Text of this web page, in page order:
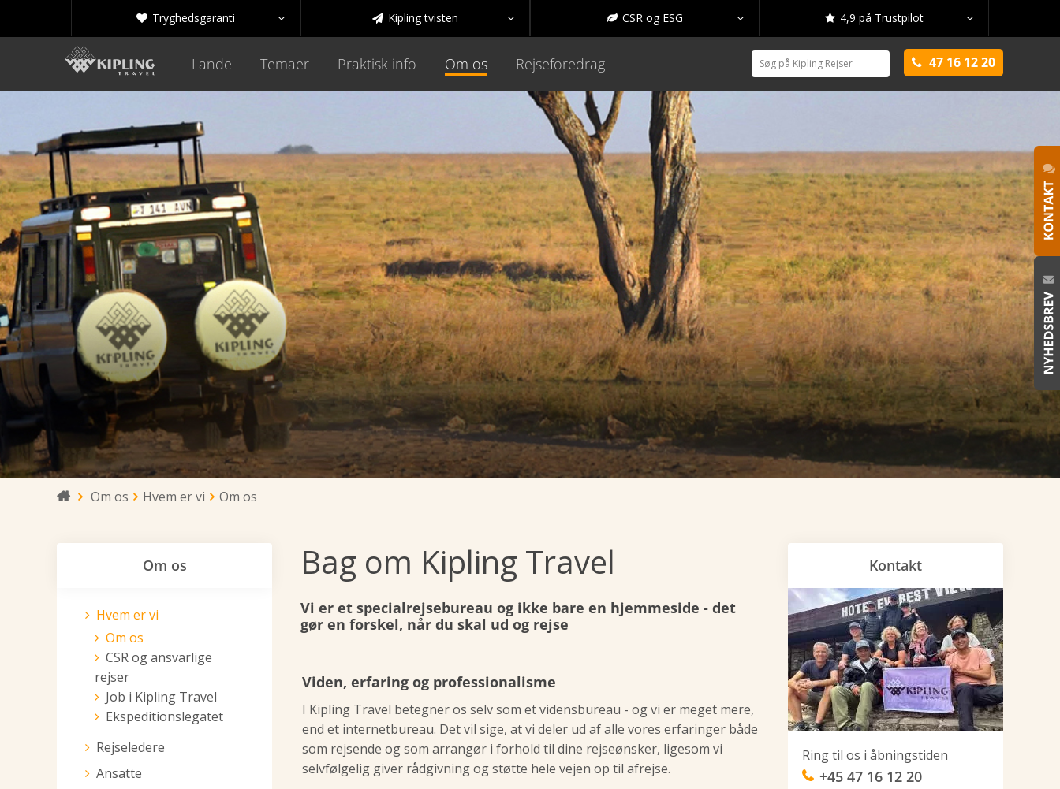
 Tryghedsgaranti   Kipling tvisten   CSR og ESG   4,9 på Trustpilot 
Lande Temaer Praktisk info Om os Rejseforedrag  47 16 12 20
 Om os Hvem er vi Om os
Om os
Hvem er vi
Om os
CSR og ansvarlige
rejser
Job i Kipling Travel
Ekspeditionslegatet
Rejseledere
Ansatte
Bag om Kipling Travel
Vi er et specialrejsebureau og ikke bare en hjemmeside - det
gør en forskel, når du skal ud og rejse
Viden, erfaring og professionalisme
I Kipling Travel betegner os selv som et vidensbureau - og vi er meget mere,
end et internetbureau. Det vil sige, at vi deler ud af alle vores erfaringer både
som rejsende og som arrangør i forhold til dine rejseønsker, ligesom vi
selvfølgelig giver rådgivning og støtte hele vejen op til afrejse.
Kontakt
Ring til os i åbningstiden
+45 47 16 12 20